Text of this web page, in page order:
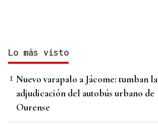
Lo más visto
Nuevo varapalo a Jácome: tumban la
adjudicación del autobús urbano de
Ourense